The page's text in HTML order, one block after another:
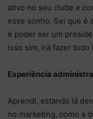
ativo no seu clube e
esse sonho. Sei que é
é poder ser um
isso sim, irá fazer tudo
Experiência
Aprendi, estando lá
no marketing, como a